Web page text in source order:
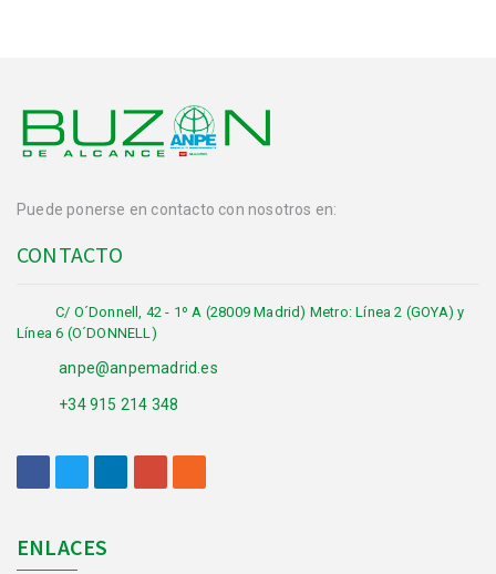
Puede ponerse en contacto con nosotros en:
CONTACTO
C/ O´Donnell, 42 - 1º A (28009 Madrid) Metro: Línea 2 (GOYA) y
Línea 6 (O´DONNELL)
anpe@anpemadrid.es
+34 915 214 348
ENLACES